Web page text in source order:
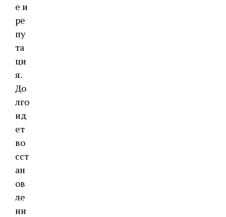
е и
ре
пу
та
ци
я.
До
лго
ид
ет
во
сст
ан
ов
ле
ни